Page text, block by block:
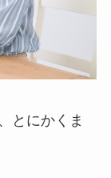
とにかくま